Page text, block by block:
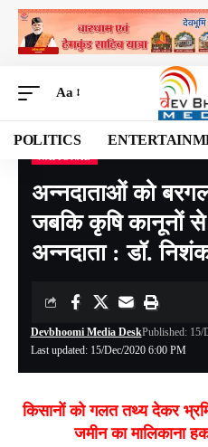
Aa
POLITICS
Devbhoomi Media>Blog>NATIONAL
अन्नदाताओं को
जबकि कृषि कानूनों
अन्नदाता : डॉ.
Last updated: 15/Dec/2020 6:00 PM
Devbhoomi Media DeskPublished: 15/
किसानों को गलत तथ्य देकर
जमीन का मालिकाना